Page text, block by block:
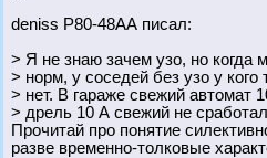
deniss Р80-48АА писал:
> Я не знаю зачем узо, но когда
> норм, у соседей без узо у кого
> нет. В гараже свежий автомат
> дрель 10 А свежий не
Прочитай про понятие
разве временно-толковые